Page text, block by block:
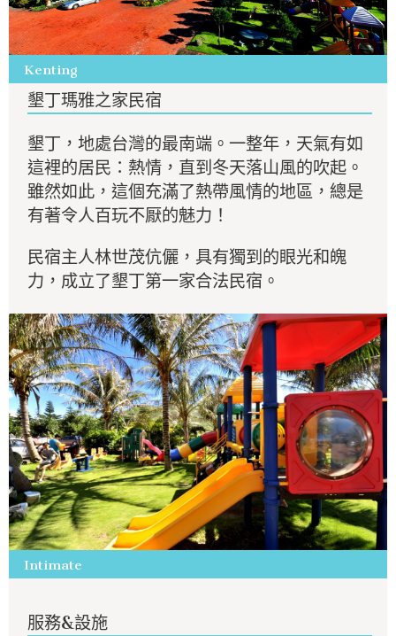
Kenting
墾丁瑪雅之家民宿
墾丁，地處台灣的最南端。一整年，天氣有如
這裡的居民：熱情，直到冬天落山風的吹起。
雖然如此，這個充滿了熱帶風情的地區，總是
有著令人百玩不厭的魅力！
民宿主人林世茂伉儷，具有獨到的眼光和魄
力，成立了墾丁第一家合法民宿。
Intimate
服務&設施